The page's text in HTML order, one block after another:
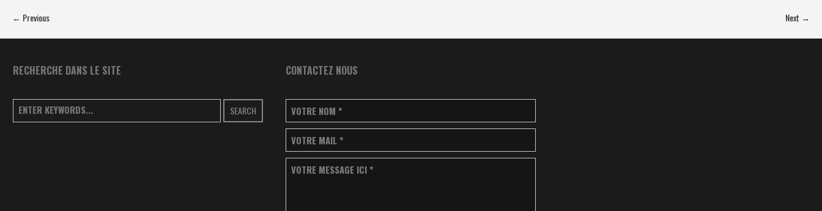
← Previous Next →
RECHERCHE DANS LE SITE
SEARCH
CONTACTEZ NOUS
VOTRE NOM *
VOTRE MAIL *
VOTRE MESSAGE ICI *